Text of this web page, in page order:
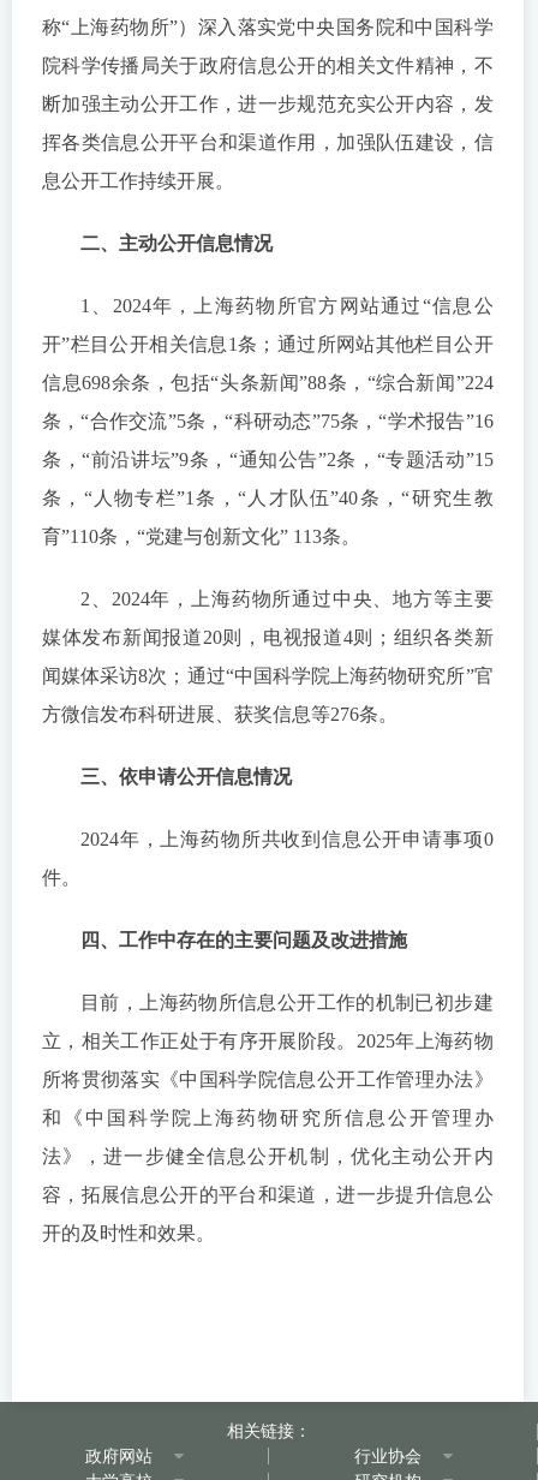
称“上海药物所”）深入落实党中央国务院和中国科学
院科学传播局关于政府信息公开的相关文件精神，不
断加强主动公开工作，进一步规范充实公开内容，发
挥各类信息公开平台和渠道作用，加强队伍建设，信
息公开工作持续开展。
二、主动公开信息情况
1、2024年，上海药物所官方网站通过“信息公
开”栏目公开相关信息1条；通过所网站其他栏目公开
信息698余条，包括“头条新闻”88条，“综合新闻”224
条，“合作交流”5条，“科研动态”75条，“学术报告”16
条，“前沿讲坛”9条，“通知公告”2条，“专题活动”15
条，“人物专栏”1条，“人才队伍”40条，“研究生教
育”110条，“党建与创新文化” 113条。
2、2024年，上海药物所通过中央、地方等主要
媒体发布新闻报道20则，电视报道4则；组织各类新
闻媒体采访8次；通过“中国科学院上海药物研究所”官
方微信发布科研进展、获奖信息等276条。
三、依申请公开信息情况
2024年，上海药物所共收到信息公开申请事项0
件。
四、工作中存在的主要问题及改进措施
目前，上海药物所信息公开工作的机制已初步建
立，相关工作正处于有序开展阶段。2025年上海药物
所将贯彻落实《中国科学院信息公开工作管理办法》
和《中国科学院上海药物研究所信息公开管理办
法》，进一步健全信息公开机制，优化主动公开内
容，拓展信息公开的平台和渠道，进一步提升信息公
开的及时性和效果。
相关链接：
政府网站
行业协会